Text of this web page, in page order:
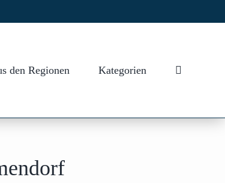
den Regionen Kategorien